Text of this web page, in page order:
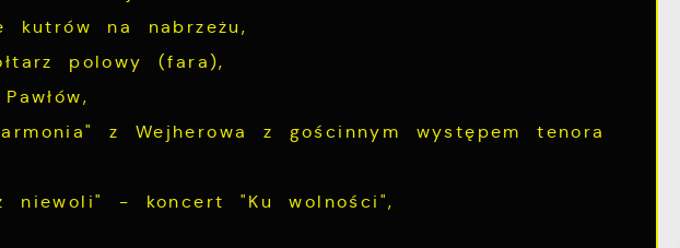
kutrów na nabrzeżu,
polowy (fara),
z Wejherowa z gościnnym występem tenora
niewoli" - koncert "Ku wolności",